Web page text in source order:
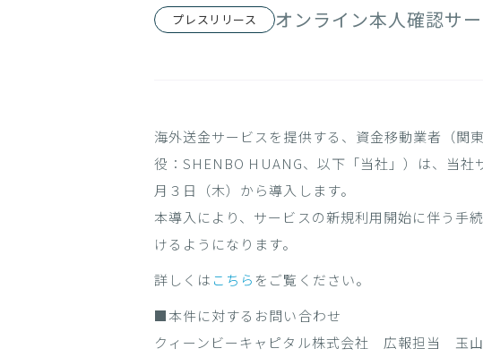
プレスリリース オンライン本人確認サ
海外送金サービスを提供する、資金移動業者（
役：SHENBO HUANG、以下「当社」）は、当社
月３日（木）から導入します。
本導入により、サービスの新規利用開始に伴う手
けるようになります。
詳しくは こちら をご覧ください。
■本件に対するお問い合わせ
クィーンビーキャピタル株式会社 広報担当 玉山